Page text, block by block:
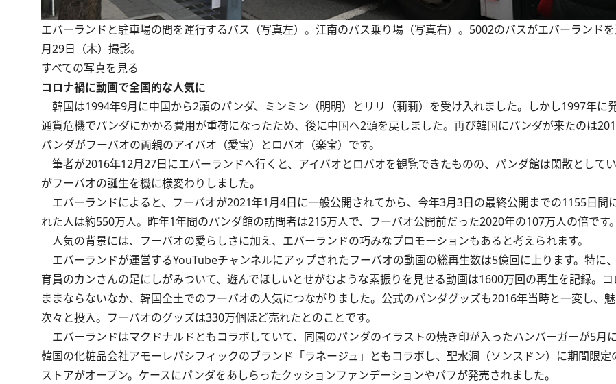
エバーランドと駐車場の間を運行するバス（写真左）。江南のバス乗り場（写真右）。5002のバスがエバーランド
月29日（木）撮影。
すべての写真を見る
コロナ禍に動画で全国的な人気に
韓国は1994年9月に中国から2頭のパンダ、ミンミン（明明）とリリ（莉莉）を受け入れました。しかし1997年に
通貨危機でパンダにかかる費用が重荷になったため、後に中国へ2頭を戻しました。再び韓国にパンダが来たのは
パンダがフーバオの両親のアイバオ（愛宝）とロバオ（楽宝）です。
筆者が2016年12月27日にエバーランドへ行くと、アイバオとロバオを観覧できたものの、パンダ館は閑散として
がフーバオの誕生を機に様変わりしました。
エバーランドによると、フーバオが2021年1月4日に一般公開されてから、今年3月3日の最終公開までの1155日間
れた人は約550万人。昨年1年間のパンダ館の訪問者は215万人で、フーバオ公開前だった2020年の107万人の倍です。
人気の背景には、フーバオの愛らしさに加え、エバーランドの巧みなプロモーションもあると考えられます。
エバーランドが運営するYouTubeチャンネルにアップされたフーバオの動画の総再生数は5億回に上ります。特に
育員のカンさんの足にしがみついて、遊んでほしいとせがむような素振りを見せる動画は1600万回の再生を記録。
ままならないなか、韓国全土でのフーバオの人気につながりました。公式のパンダグッズも2016年当時と一変し、
次々と投入。フーバオのグッズは330万個ほど売れたとのことです。
エバーランドはマクドナルドともコラボしていて、同園のパンダのイラストの焼き印が入ったハンバーガーが5月に
韓国の化粧品会社アモーレパシフィックのブランド「ラネージュ」ともコラボし、聖水洞（ソンスドン）に期間限定
ストアがオープン。ケースにパンダをあしらったクッションファンデーションやパフが発売されました。